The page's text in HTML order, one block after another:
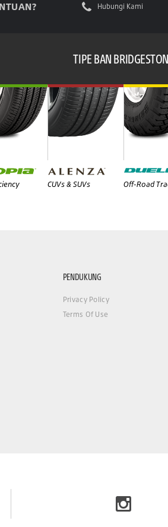
Hubungi Kami
TIPE BAN
CUVs & SUVs Off-Road
PENDUKUNG
Privacy Policy
Terms Of Use